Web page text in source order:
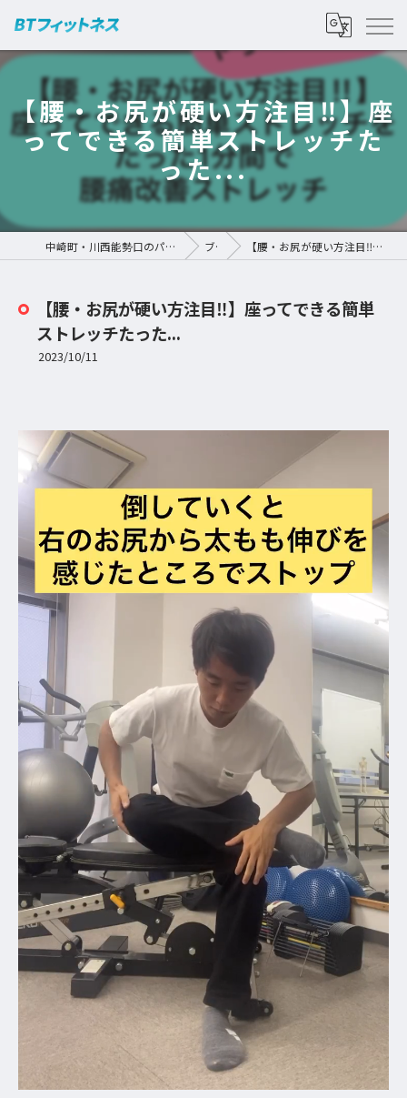
【腰・お尻が硬い方注目‼︎】座
ってできる簡単ストレッチた
った...
中崎町・川西能勢口のパーソナルジムなら | BTフィットネス ブログ 【腰・お尻が硬い方注目‼︎】座ってできる簡単ストレッチたった...
【腰・お尻が硬い方注目‼︎】座ってできる簡単
ストレッチたった...
2023/10/11